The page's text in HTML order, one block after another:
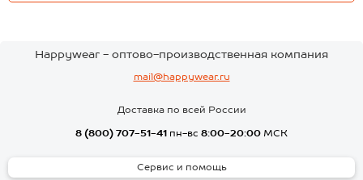
Happywear - оптово-производственная компания
mail@happywear.ru
Доставка по всей России
8 (800) 707-51-41 пн-вс 8:00-20:00 МСК
Сервис и помощь